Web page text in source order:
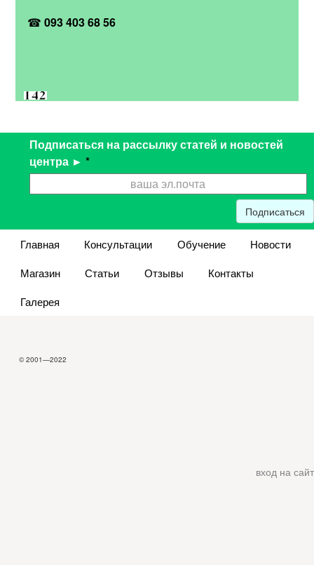
☎093 403 68 56
Подписаться на рассылку статей и новостей
центра ► *
Подписаться
Главная Консультации Обучение
Новости
Магазин
Статьи Отзывы
Контакты
Галерея
© 2001—2022
вход на сайт